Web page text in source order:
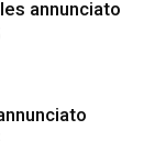
annunciato